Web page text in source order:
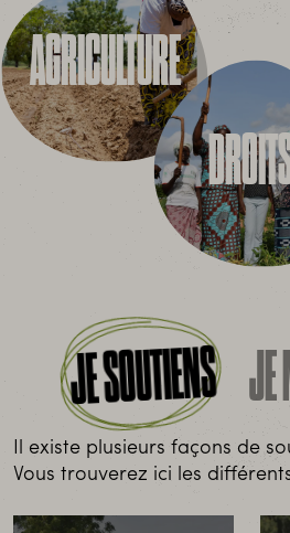
AGRICULTURE
JE SOUTIENS
Il existe plusieurs façons de
Vous trouverez ici les